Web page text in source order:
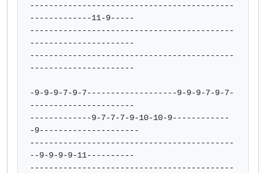
-------------------------------------------
-------------11-9-----
-------------------------------------------
----------------------
-------------------------------------------
----------------------
-9-9-9-7-9-7-------------------9-9-9-7-9-7-
----------------------
-------------9-7-7-7-9-10-10-9------------
-9---------------------
-------------------------------------------
--9-9-9-9-11----------
-------------------------------------------